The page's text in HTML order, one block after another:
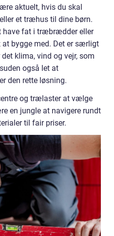
aktuelt, hvis du skal
et træhus til dine børn.
have fat i træbrædder eller
bygge med. Det er særligt
klima, vind og vejr, som
også let at
den rette løsning.
og trælaster at vælge
en jungle at navigere rundt
til fair priser.